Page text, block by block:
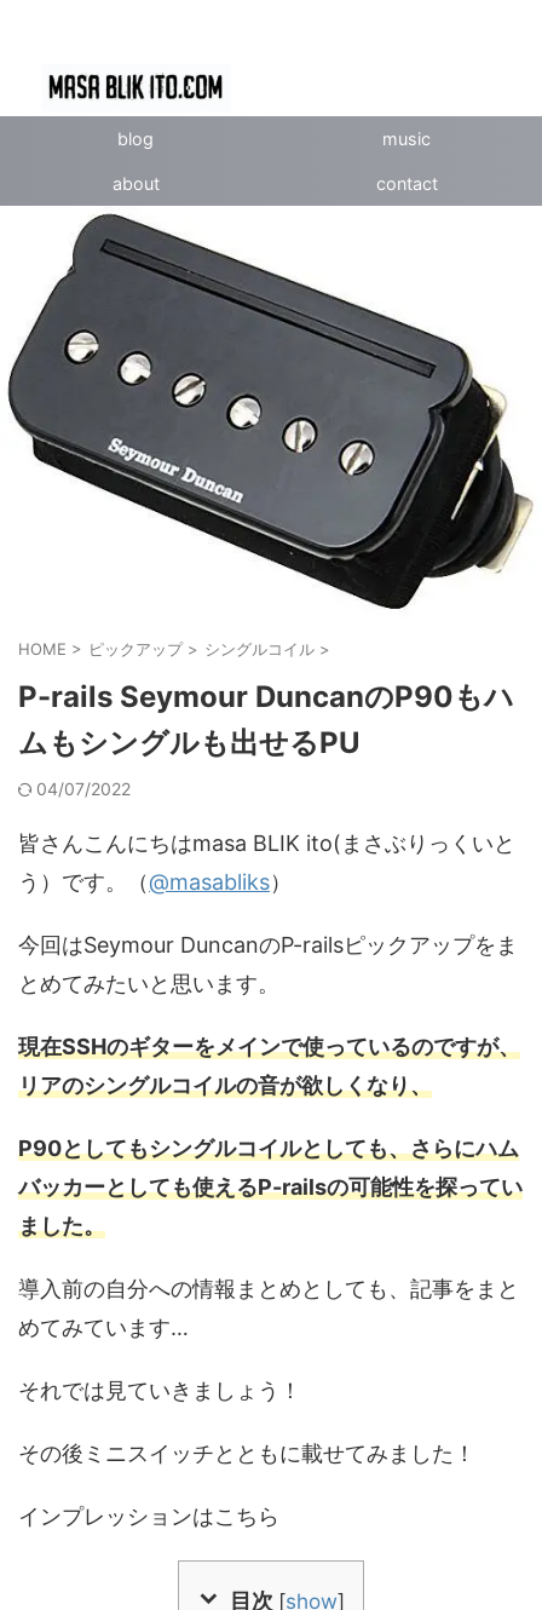
blog music
about contact
HOME > ピックアップ > シングルコイル >
P-rails Seymour DuncanのP90もハ
ムもシングルも出せるPU
04/07/2022
皆さんこんにちはmasa BLIK ito(まさぶりっくいと
う）です。（@masabliks）
今回はSeymour DuncanのP-railsピックアップをま
とめてみたいと思います。
現在SSHのギターをメインで使っているのですが、
リアのシングルコイルの音が欲しくなり、
P90としてもシングルコイルとしても、さらにハム
バッカーとしても使えるP-railsの可能性を探ってい
ました。
導入前の自分への情報まとめとしても、記事をまと
めてみています…
それでは見ていきましょう！
その後ミニスイッチとともに載せてみました！
インプレッションはこちら
目次 [show]